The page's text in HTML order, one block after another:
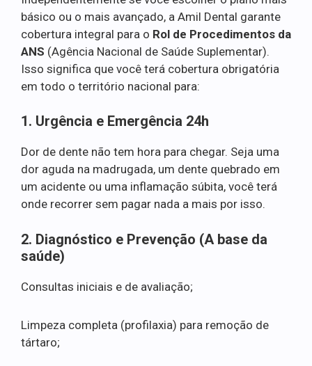
básico ou o mais avançado, a Amil Dental garante
cobertura integral para o Rol de Procedimentos da
ANS (Agência Nacional de Saúde Suplementar).
Isso significa que você terá cobertura obrigatória
em todo o território nacional para:
1. Urgência e Emergência 24h
Dor de dente não tem hora para chegar. Seja uma
dor aguda na madrugada, um dente quebrado em
um acidente ou uma inflamação súbita, você terá
onde recorrer sem pagar nada a mais por isso.
2. Diagnóstico e Prevenção (A base da
saúde)
Consultas iniciais e de avaliação;
Limpeza completa (profilaxia) para remoção de
tártaro;